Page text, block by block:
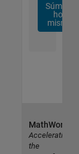
Súmese
hoy
mismo
MathWorks
Accelerating
the